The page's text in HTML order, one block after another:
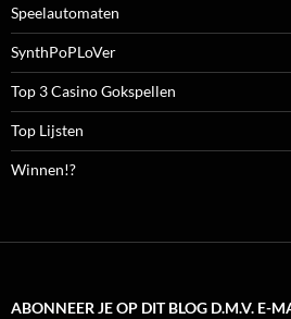
Speelautomaten
SynthPoPLoVer
Top 3 Casino Gokspellen
Top Lijsten
Winnen!?
ABONNEER JE OP DIT BLOG D.M.V. E-